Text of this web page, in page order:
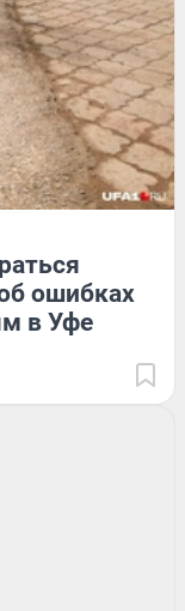
ошибках
в Уфе